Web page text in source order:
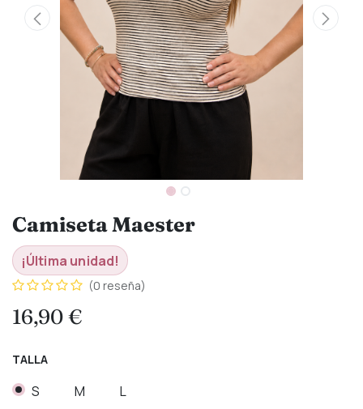
Camiseta Maester
¡Última unidad!
(0 reseña)
16,90€
TALLA
S M L